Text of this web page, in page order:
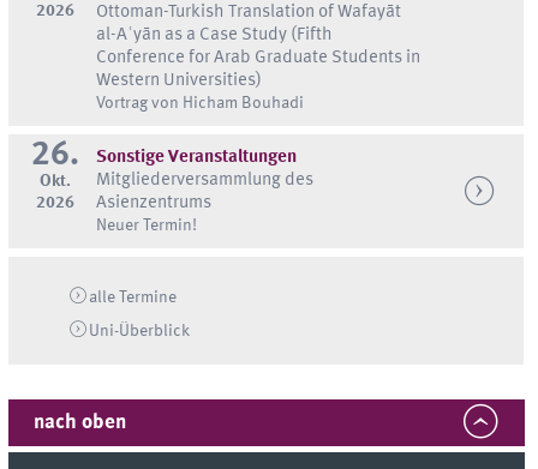
2026
Ottoman-Turkish Translation of Wafayāt
al-Aʿyān as a Case Study (Fifth
Conference for Arab Graduate Students in
Western Universities)
Vortrag von Hicham Bouhadi
26.
Okt.
2026
Sonstige Veranstaltungen
Mitgliederversammlung des
Asienzentrums
Neuer Termin!
alle Termine
Uni-Überblick
nach oben